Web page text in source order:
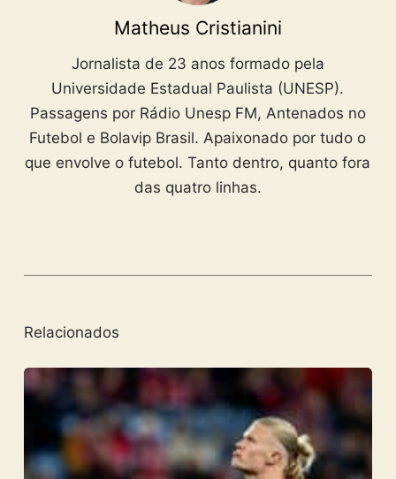
Matheus Cristianini
Jornalista de 23 anos formado pela
Universidade Estadual Paulista (UNESP).
Passagens por Rádio Unesp FM, Antenados no
Futebol e Bolavip Brasil. Apaixonado por tudo o
que envolve o futebol. Tanto dentro, quanto fora
das quatro linhas.
Relacionados